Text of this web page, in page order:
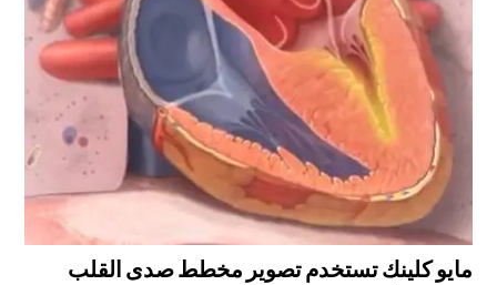
مايو كلينك تستخدم تصوير مخطط صدى القلب